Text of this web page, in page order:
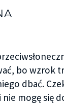
bo wzrok
dbać.
nie mogę się